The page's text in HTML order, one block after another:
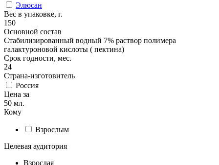
Элюсан
Вес в упаковке, г.
150
Основной состав
Стабилизированный водный 7% раствор полимера
галактуроновой кислоты ( пектина)
Срок годности, мес.
24
Страна-изготовитель
Россия
Цена за
50 мл.
Кому
Взрослым
Целевая аудитория
Взрослая